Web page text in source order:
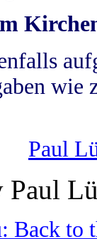
wie
Paul
Back to